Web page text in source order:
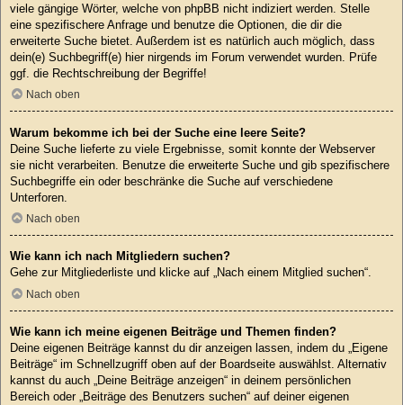
viele gängige Wörter, welche von phpBB nicht indiziert werden. Stelle
eine spezifischere Anfrage und benutze die Optionen, die dir die
erweiterte Suche bietet. Außerdem ist es natürlich auch möglich, dass
dein(e) Suchbegriff(e) hier nirgends im Forum verwendet wurden. Prüfe
ggf. die Rechtschreibung der Begriffe!
Nach oben
Warum bekomme ich bei der Suche eine leere Seite?
Deine Suche lieferte zu viele Ergebnisse, somit konnte der Webserver
sie nicht verarbeiten. Benutze die erweiterte Suche und gib spezifischere
Suchbegriffe ein oder beschränke die Suche auf verschiedene
Unterforen.
Nach oben
Wie kann ich nach Mitgliedern suchen?
Gehe zur Mitgliederliste und klicke auf „Nach einem Mitglied suchen“.
Nach oben
Wie kann ich meine eigenen Beiträge und Themen finden?
Deine eigenen Beiträge kannst du dir anzeigen lassen, indem du „Eigene
Beiträge“ im Schnellzugriff oben auf der Boardseite auswählst. Alternativ
kannst du auch „Deine Beiträge anzeigen“ in deinem persönlichen
Bereich oder „Beiträge des Benutzers suchen“ auf deiner eigenen